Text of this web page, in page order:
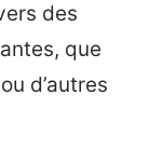
des
que
d’autres